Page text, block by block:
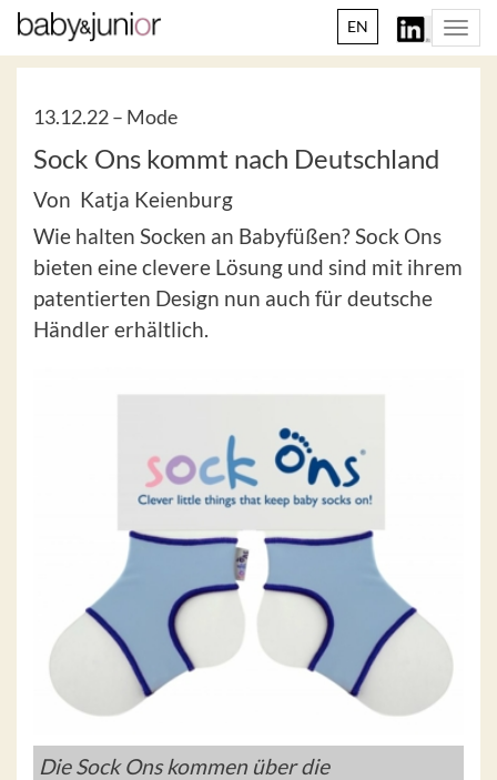
EN
13.12.22 – Mode
Sock Ons kommt nach Deutschland
Von Katja Keienburg
Wie halten Socken an Babyfüßen? Sock Ons
bieten eine clevere Lösung und sind mit ihrem
patentierten Design nun auch für deutsche
Händler erhältlich.
Die Sock Ons kommen über die